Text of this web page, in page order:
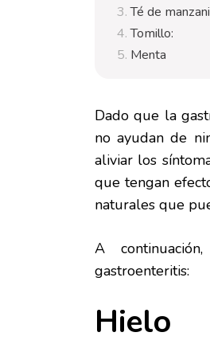
Té de
Tomillo:
Menta
Dado que la
no ayudan de
aliviar los
que tengan
naturales que
A
gastroenteritis:
Hielo